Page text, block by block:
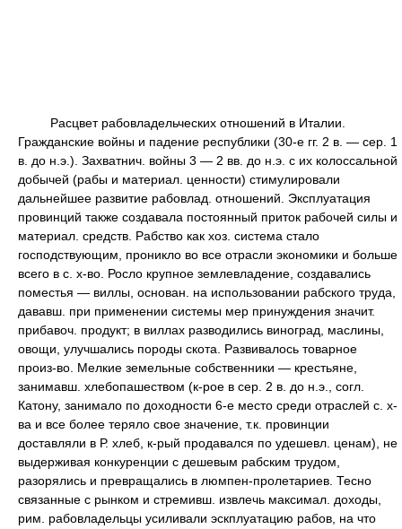
Расцвет рабовладельческих отношений в Италии.
Гражданские войны и падение республики (30-е гг. 2 в. — сер. 1
в. до н.э.). Захватнич. войны 3 — 2 вв. до н.э. с их колоссальной
добычей (рабы и материал. ценности) стимулировали
дальнейшее развитие рабовлад. отношений. Эксплуатация
провинций также создавала постоянный приток рабочей силы и
материал. средств. Рабство как хоз. система стало
господствующим, проникло во все отрасли экономики и больше
всего в с. х-во. Росло крупное землевладение, создавались
поместья — виллы, основан. на использовании рабского труда,
дававш. при применении системы мер принуждения значит.
прибавоч. продукт; в виллах разводились виноград, маслины,
овощи, улучшались породы скота. Развивалось товарное
произ-во. Мелкие земельные собственники — крестьяне,
занимавш. хлебопашеством (к-рое в сер. 2 в. до н.э., согл.
Катону, занимало по доходности 6-е место среди отраслей с. х-
ва и все более теряло свое значение, т.к. провинции
доставляли в Р. хлеб, к-рый продавался по удешевл. ценам), не
выдерживая конкуренции с дешевым рабским трудом,
разорялись и превращались в люмпен-пролетариев. Тесно
связанные с рынком и стремивш. извлечь максимал. доходы,
рим. рабовладельцы усиливали эскплуатацию рабов, на что